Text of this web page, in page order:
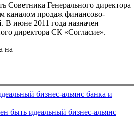
Советника Генерального директора
каналом продаж финансово-
В июне 2011 года назначен
директора СК «Согласие».
на
быть идеальный бизнес-альянс